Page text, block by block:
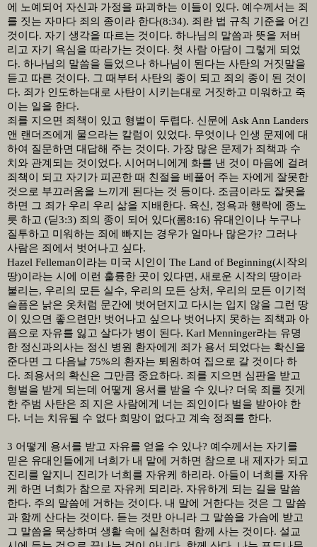
에 노예되어 자신과 가정을 파괴하는 이들이 있다. 예수께서는 죄
를 짓는 자마다 죄의 종이라 한다(8:34). 죄란 법 규칙 기준을 어긴
것이다. 자기 생각을 따르는 것이다. 하나님의 말씀과 뜻을 저버
리고 자기 욕심을 따라가는 것이다. 첫 사람 아담이 그렇게 되었
다. 하나님의 말씀을 들었으나 하나님이 된다는 사탄의 거짓말을
듣고 따른 것이다. 그 때부터 사탄의 종이 되고 죄의 종이 된 것이
다. 죄가 인도하는대로 사탄이 시키는대로 거짓하고 미워하고 죽
이는 일을 한다.
죄를 지으면 죄책이 있고 형벌이 두렵다. 신문에 Ask Ann Landers
앤 랜더즈에게 물으라는 칼럼이 있었다. 무엇이나 인생 문제에 대
하여 질문하면 대답해 주는 것이다. 가장 많은 문제가 죄책과 수
치와 관계되는 것이었다. 시어머니에게 화를 낸 것이 마음에 걸려
죄책이 되고 자기가 피곤한 때 친절을 베풀어 주는 자에게 잘못한
것으로 부끄러움을 느끼게 된다는 것 등이다. 조금이라도 잘못을
하면 그 죄가 우리 우리 삶을 지배한다. 육신 , 정욕과 행락에 종노
릇 하고 (딛3:3) 죄의 종이 되어 있다(롬8:16) 유대인이나 누구나
질투하고 미워하는 죄에 빠지는 경우가 얼마나 많은가? 그러나
사람은 죄에서 벗어나고 싶다.
Hazel Felleman이라는 미국 시인이 The Land of Beginning(시작의
땅)이라는 시에 이런 훌륭한 곳이 있다면 , 새로운 시작의 땅이라
불리는, 우리의 모든 실수, 우리의 모든 상처 , 우리의 모든 이기적
슬픔은 낡은 옷처럼 문간에 벗어던지고 다시는 입지 않을 그런 땅
이 있으면 좋으련만! 벗어나고 싶으나 벗어나지 못하는 죄책과 아
픔으로 자유를 잃고 살다가 병이 된다. Karl Menninger라는 유명
한 정신과의사는 정신 병원 환자에게 죄가 용서 되었다는 확신을
준다면 그 다음날 75%의 환자는 퇴원하여 집으로 갈 것이다 하
다. 죄용서의 확신은 그만큼 중요하다. 죄를 지으면 심판을 받고
형벌을 받게 되는데 어떻게 용서를 받을 수 있나? 더욱 죄를 짓게
한 주범 사탄은 죄 지은 사람에게 너는 죄인이다 벌을 받아야 한
다. 너는 치유될 수 없다 희망이 없다고 계속 정죄를 한다.
3 어떻게 용서를 받고 자유를 얻을 수 있나? 예수께서는 자기를
믿은 유대인들에게 너희가 내 말에 거하면 참으로 내 제자가 되고
진리를 알지니 진리가 너희를 자유케 하리라. 아들이 너희를 자유
케 하면 너희가 참으로 자유케 되리라. 자유하게 되는 길을 말씀
한다. 주의 말씀에 거하는 것이다. 내 말에 거한다는 것은 그 말씀
과 함께 산다는 것이다. 듣는 것만 아니라 그 말씀을 가슴에 받고
그 말씀을 묵상하며 생활 속에 실천하며 함께 사는 것이다. 설교